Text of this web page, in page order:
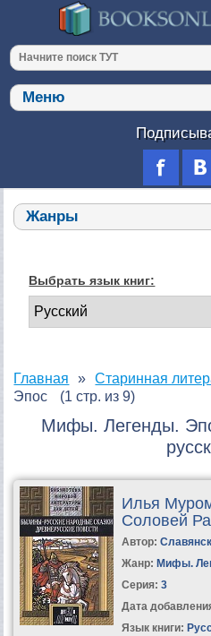
Выбрать язык книг:
Главная Старинная
Эпос
(1 стр. из 9)
Мифы. Легенды.
Илья
Соловей
Автор:
Жанр: Мифы.
Серия: 3
Дата
Язык книги: